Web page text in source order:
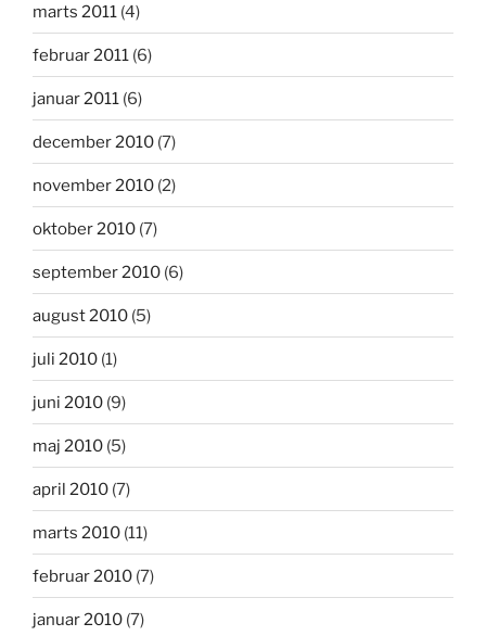
marts 2011 (4)
februar 2011 (6)
januar 2011 (6)
december 2010 (7)
november 2010 (2)
oktober 2010 (7)
september 2010 (6)
august 2010 (5)
juli 2010 (1)
juni 2010 (9)
maj 2010 (5)
april 2010 (7)
marts 2010 (11)
februar 2010 (7)
januar 2010 (7)